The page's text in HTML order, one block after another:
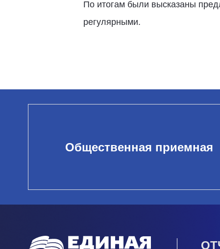
По итогам были высказаны
регулярными.
Общественная приемная